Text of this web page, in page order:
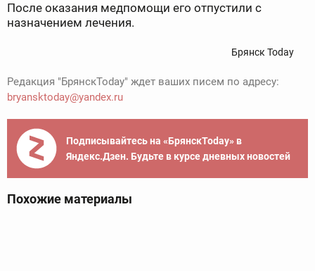
После оказания медпомощи его отпустили с
назначением лечения.
Брянск Today
Редакция "БрянскToday" ждет ваших писем по адресу:
bryansktoday@yandex.ru
Подписывайтесь на «БрянскToday» в
Яндекс.Дзен. Будьте в курсе дневных новостей
Похожие материалы